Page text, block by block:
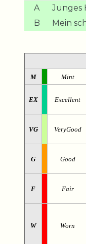
A
Junges
B
Mein
M Mint
EX Excellent
VG VeryGood
G Good
F Fair
W Worn